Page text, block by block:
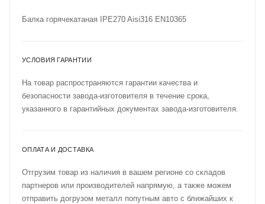
Балка горячекатаная IPE270 Aisi316 EN10365
УСЛОВИЯ ГАРАНТИИ
На товар распространяются гарантии качества и
безопасности завода-изготовителя в течение срока,
указанного в гарантийных документах завода-изготовителя.
ОПЛАТА И ДОСТАВКА
Отгрузим товар из наличия в вашем регионе со складов
партнеров или производителей напрямую, а также можем
отправить догрузом металл попутным авто с ближайших к